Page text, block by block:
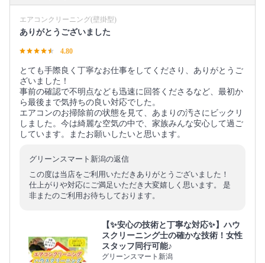
エアコンクリーニング(壁掛型)
ありがとうございました
4.80
とても手際良く丁寧なお仕事をしてくださり、ありがとうご
ざいました！
事前の確認で不明点なども迅速に回答くださるなど、最初か
ら最後まで気持ちの良い対応でした。
エアコンのお掃除前の状態を見て、あまりの汚さにビックリ
しました。今は綺麗な空気の中で、家族みんな安心して過ご
しています。またお願いしたいと思います。
グリーンスマート新潟の返信
この度は当店をご利用いただきありがとうございました！
仕上がりや対応にご満足いただき大変嬉しく思います。 是
非またのご利用お待ちしております。
【✨安心の技術と丁寧な対応✨】ハウ
スクリーニング士の確かな技術！女性
スタッフ同行可能♪
グリーンスマート新潟